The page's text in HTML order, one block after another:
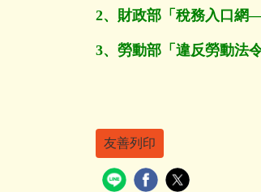
2、財政部「稅務入口網
3、勞動部「違反勞動法
友善列印